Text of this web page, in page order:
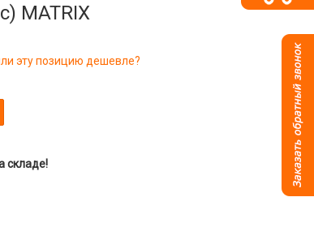
MATRIX
эту позицию дешевле?
складе!